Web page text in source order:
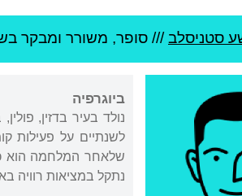
סטניסלב/// סופר, משורר ומבקר
ביוגרפיה
נולד בעיר בדזין,
נתקל במציאות רוויה